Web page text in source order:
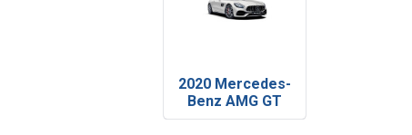
2020 Mercedes-
Benz AMG GT